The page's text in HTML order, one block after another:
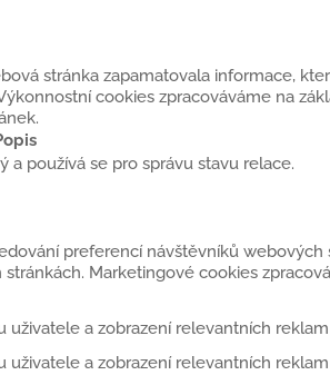
stránka zapamatovala informace,
cookies zpracováváme na
používá se pro správu stavu relace.
preferencí návštěvníků
Marketingové cookies
uživatele a zobrazení relevantních
uživatele a zobrazení relevantních